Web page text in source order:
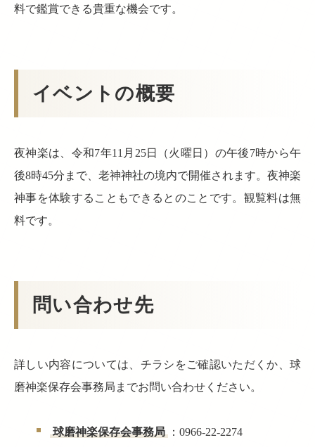
料で鑑賞できる貴重な機会です。
イベントの概要
夜神楽は、令和7年11月25日（火曜日）の午後7時から午
後8時45分まで、老神神社の境内で開催されます。夜神楽
神事を体験することもできるとのことです。観覧料は無
料です。
問い合わせ先
詳しい内容については、チラシをご確認いただくか、球
磨神楽保存会事務局までお問い合わせください。
球磨神楽保存会事務局 ：0966-22-2274